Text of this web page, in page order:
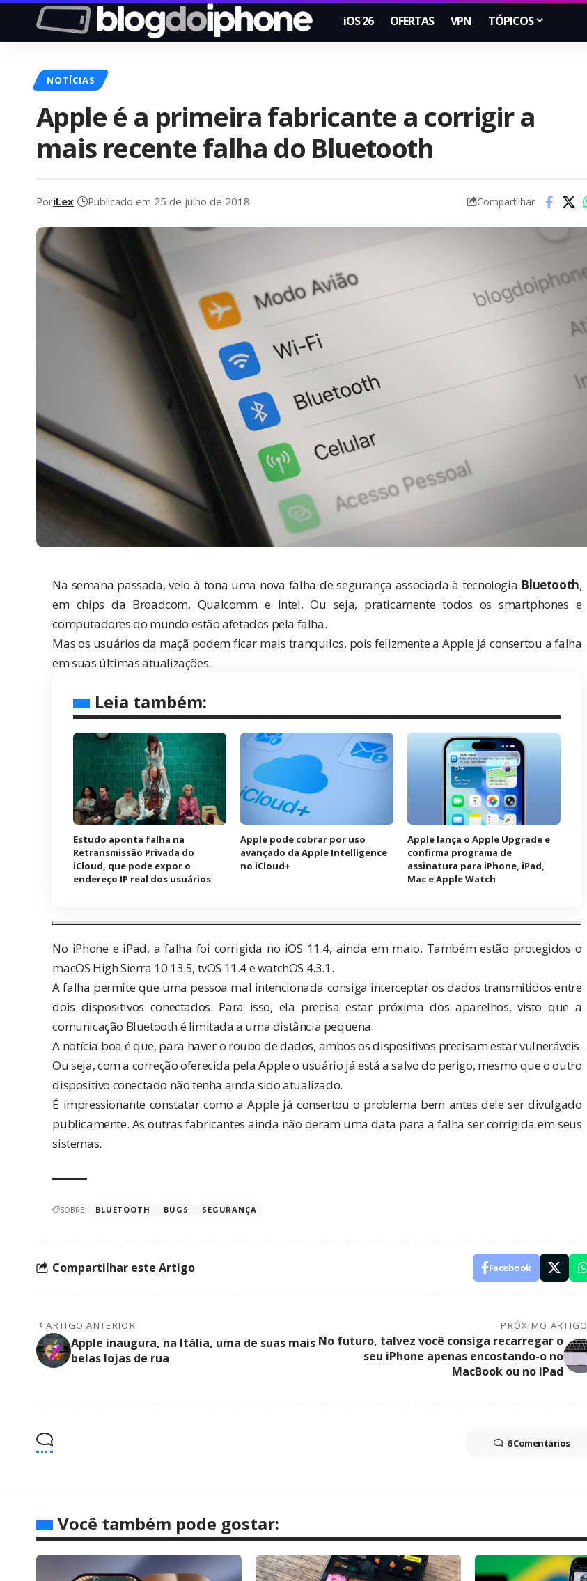
iOS 26 OFERTAS VPN TÓPICOS
NOTÍCIAS
Apple é a primeira fabricante a corrigir a
mais recente falha do Bluetooth
PoriLex Publicado em 25 de julho de 2018 Compartilhar
Na semana passada, veio à tona uma nova falha de segurança associada à tecnologia Bluetooth,
em chips da Broadcom, Qualcomm e Intel. Ou seja, praticamente todos os smartphones e
computadores do mundo estão afetados pela falha.
Mas os usuários da maçã podem ficar mais tranquilos, pois felizmente a Apple já consertou a falha
em suas últimas atualizações.
Leia também:
Estudo aponta falha na
Retransmissão Privada do
iCloud, que pode expor o
endereço IP real dos usuários
Apple pode cobrar por uso
avançado da Apple Intelligence
no iCloud+
Apple lança o Apple Upgrade e
confirma programa de
assinatura para iPhone, iPad,
Mac e Apple Watch
No iPhone e iPad, a falha foi corrigida no iOS 11.4, ainda em maio. Também estão protegidos o
macOS High Sierra 10.13.5, tvOS 11.4 e watchOS 4.3.1.
A falha permite que uma pessoa mal intencionada consiga interceptar os dados transmitidos entre
dois dispositivos conectados. Para isso, ela precisa estar próxima dos aparelhos, visto que a
comunicação Bluetooth é limitada a uma distância pequena.
A notícia boa é que, para haver o roubo de dados, ambos os dispositivos precisam estar vulneráveis.
Ou seja, com a correção oferecida pela Apple o usuário já está a salvo do perigo, mesmo que o outro
dispositivo conectado não tenha ainda sido atualizado.
É impressionante constatar como a Apple já consertou o problema bem antes dele ser divulgado
publicamente. As outras fabricantes ainda não deram uma data para a falha ser corrigida em seus
sistemas.
SOBRE: BLUETOOTH BUGS SEGURANÇA
Compartilhar este Artigo Facebook
ARTIGO ANTERIOR
Apple inaugura, na Itália, uma de suas mais
belas lojas de rua
PRÓXIMO ARTIGO
No futuro, talvez você consiga recarregar o
seu iPhone apenas encostando-o no
MacBook ou no iPad
6 Comentários
Você também pode gostar: